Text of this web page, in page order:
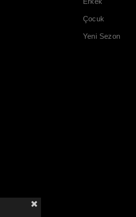
Çocuk
Yeni Sezon